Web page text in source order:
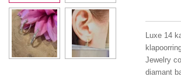
Luxe 14
Jewelry
diamant